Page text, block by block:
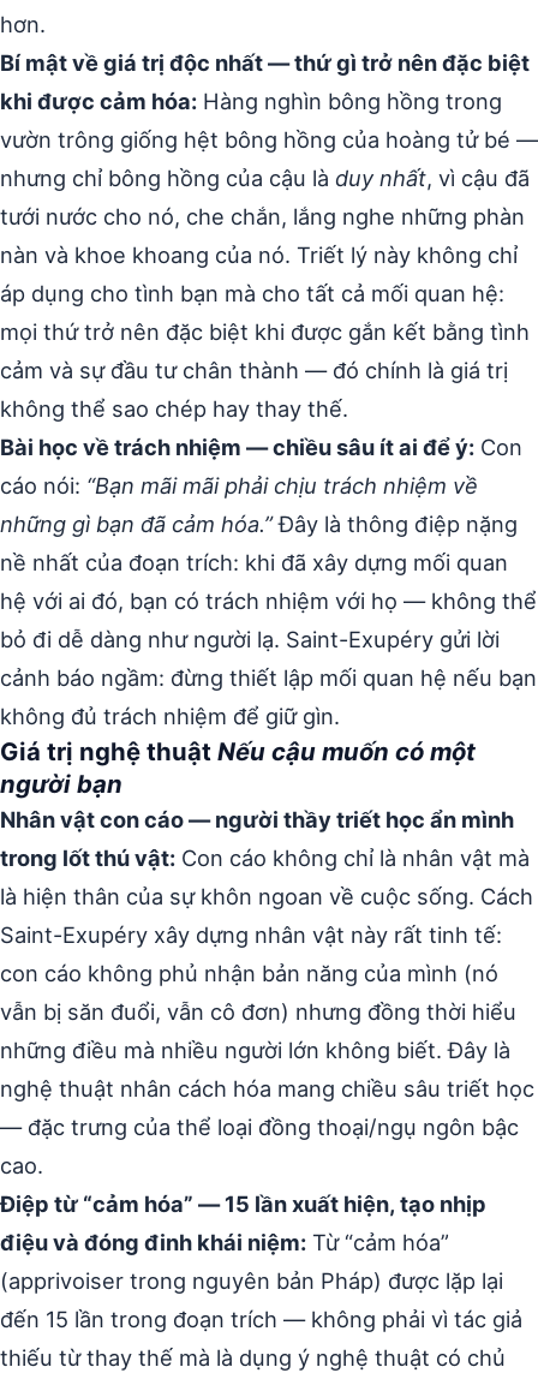
hơn.
Bí mật về giá trị độc nhất — thứ gì trở nên đặc biệt
khi được cảm hóa: Hàng nghìn bông hồng trong
vườn trông giống hệt bông hồng của hoàng tử bé —
nhưng chỉ bông hồng của cậu là duy nhất, vì cậu đã
tưới nước cho nó, che chắn, lắng nghe những phàn
nàn và khoe khoang của nó. Triết lý này không chỉ
áp dụng cho tình bạn mà cho tất cả mối quan hệ:
mọi thứ trở nên đặc biệt khi được gắn kết bằng tình
cảm và sự đầu tư chân thành — đó chính là giá trị
không thể sao chép hay thay thế.
Bài học về trách nhiệm — chiều sâu ít ai để ý: Con
cáo nói: “Bạn mãi mãi phải chịu trách nhiệm về
những gì bạn đã cảm hóa.”Đây là thông điệp nặng
nề nhất của đoạn trích: khi đã xây dựng mối quan
hệ với ai đó, bạn có trách nhiệm với họ — không thể
bỏ đi dễ dàng như người lạ. Saint-Exupéry gửi lời
cảnh báo ngầm: đừng thiết lập mối quan hệ nếu bạn
không đủ trách nhiệm để giữ gìn.
Giá trị nghệ thuật Nếu cậu muốn có một
người bạn
Nhân vật con cáo — người thầy triết học ẩn mình
trong lốt thú vật: Con cáo không chỉ là nhân vật mà
là hiện thân của sự khôn ngoan về cuộc sống. Cách
Saint-Exupéry xây dựng nhân vật này rất tinh tế:
con cáo không phủ nhận bản năng của mình (nó
vẫn bị săn đuổi, vẫn cô đơn) nhưng đồng thời hiểu
những điều mà nhiều người lớn không biết. Đây là
nghệ thuật nhân cách hóa mang chiều sâu triết học
— đặc trưng của thể loại đồng thoại/ngụ ngôn bậc
cao.
Điệp từ “cảm hóa” — 15 lần xuất hiện, tạo nhịp
điệu và đóng đinh khái niệm: Từ “cảm hóa”
(apprivoiser trong nguyên bản Pháp) được lặp lại
đến 15 lần trong đoạn trích — không phải vì tác giả
thiếu từ thay thế mà là dụng ý nghệ thuật có chủ